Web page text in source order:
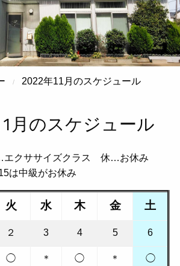
2022年11月のスケジュール
月のスケジュール
クササイズクラス 休…お休み
は中級がお休み
火 水 木 金 土
２ 3 4 5 6
◯ ＊ ◯ ＊ ◯